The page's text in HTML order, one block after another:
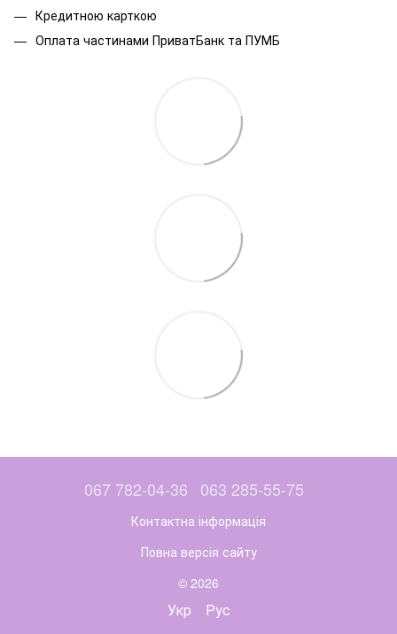
Кредитною карткою
Оплата частинами ПриватБанк та ПУМБ
067 782-04-36 063 285-55-75
Контактна інформація
Повна версія сайту
© 2026
Укр Рус